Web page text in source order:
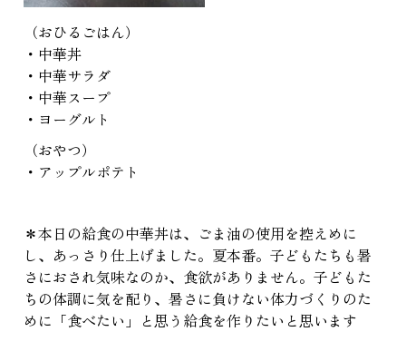
（おひるごはん）
・中華丼
・中華サラダ
・中華スープ
・ヨーグルト
（おやつ）
・アップルポテト
＊本日の給食の中華丼は、ごま油の使用を控えめに
し、あっさり仕上げました。夏本番。子どもたちも暑
さにおされ気味なのか、食欲がありません。子どもた
ちの体調に気を配り、暑さに負けない体力づくりのた
めに「食べたい」と思う給食を作りたいと思います